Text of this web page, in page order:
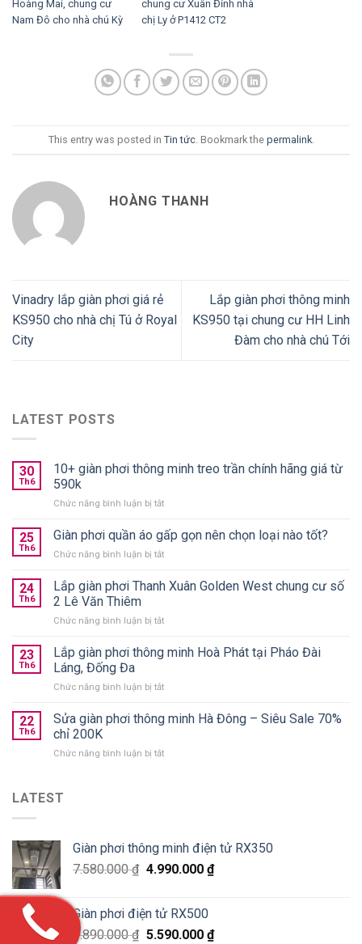
Hoàng Mai, chung cư
Nam Đô cho nhà chú Kỳ
chung cư Xuân Đỉnh nhà
chị Ly ở P1412 CT2
This entry was posted in Tin tức. Bookmark the permalink.
HOÀNG THANH
Vinadry lắp giàn phơi giá rẻ
KS950 cho nhà chị Tú ở Royal
City
Lắp giàn phơi thông minh
KS950 tại chung cư HH Linh
Đàm cho nhà chú Tới
LATEST POSTS
30
Th6
10+ giàn phơi thông minh treo trần chính hãng giá từ
590k
Chức năng bình luận bị tắtở
giàn
phơi
thông
treo
hãng
từ
25
Th6
Giàn phơi quần áo gấp gọn nên chọn loại nào tốt?
Chức năng bình luận bị tắtở
phơi
gấp
nên
nào
24
Th6
Lắp giàn phơi Thanh Xuân Golden West chung cư số
2 Lê Văn Thiêm
Chức năng bình luận bị tắtở
giàn
Xuân
West
số
23
Th6
Lắp giàn phơi thông minh Hoà Phát tại Pháo Đài
Láng, Đống Đa
Chức năng bình luận bị tắtở
giàn
phơi
minh
Đống
Đa
22
Th6
Sửa giàn phơi thông minh Hà Đông – Siêu Sale 70%
chỉ 200K
Chức năng bình luận bị tắtở
Đông
–
Siêu
chỉ
200K
LATEST
Giàn phơi thông minh điện tử RX350
7.580.000₫ 4.990.000 ₫
Giàn phơi điện tử RX500
9.890.000₫ 5.590.000 ₫